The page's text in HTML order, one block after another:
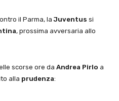
il Parma, laJuventus si
, prossima avversaria allo
scorse ore da Andrea Pirlo a
alla prudenza: